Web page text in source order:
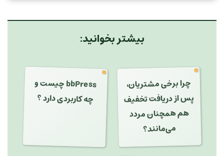
بیشتر بخوانید:
چرا برخی مشتریان،
پس از دریافت تخفیف
هم همچنان مردد
می‌مانند؟
bbPress چیست و
چه کاربردی دارد ؟